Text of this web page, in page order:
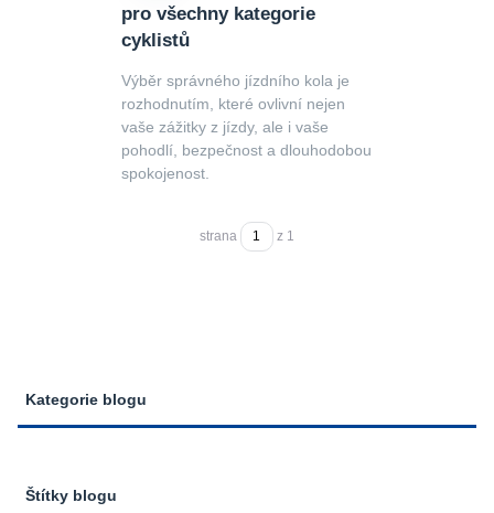
Kategorie blogu
Štítky blogu
pro všechny kategorie
cyklistů
Výběr správného jízdního kola je
rozhodnutím, které ovlivní nejen
vaše zážitky z jízdy, ale i vaše
pohodlí, bezpečnost a dlouhodobou
spokojenost.
strana z 1